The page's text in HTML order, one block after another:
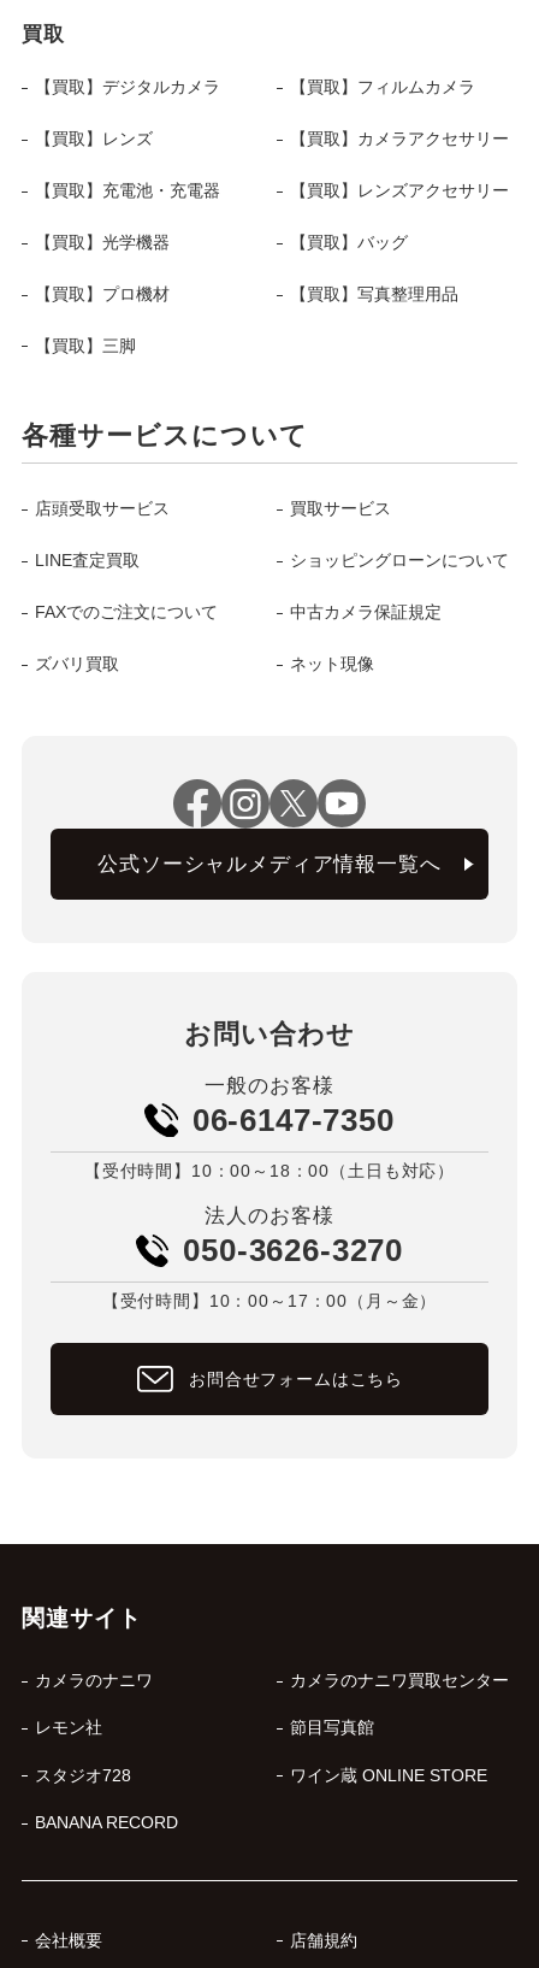
買取
【買取】デジタルカメラ 【買取】フィルムカメラ
【買取】レンズ 【買取】カメラアクセサリー
【買取】充電池・充電器 【買取】レンズアクセサリー
【買取】光学機器 【買取】バッグ
【買取】プロ機材 【買取】写真整理用品
【買取】三脚
各種サービスについて
店頭受取サービス 買取サービス
LINE査定買取 ショッピングローンについて
FAXでのご注文について 中古カメラ保証規定
ズバリ買取 ネット現像
公式ソーシャルメディア情報一覧へ
お問い合わせ
一般のお客様
06-6147-7350
【受付時間】10：00～18：00（土日も対応）
法人のお客様
050-3626-3270
【受付時間】10：00～17：00（月～金）
お問合せフォームはこちら
関連サイト
カメラのナニワ カメラのナニワ買取センター
レモン社 節目写真館
スタジオ728 ワイン蔵 ONLINE STORE
BANANA RECORD
会社概要 店舗規約